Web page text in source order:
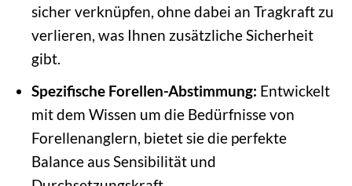
sicher verknüpfen, ohne dabei an Tragkraft zu
verlieren, was Ihnen zusätzliche Sicherheit
gibt.
Spezifische Forellen-Abstimmung: Entwickelt
mit dem Wissen um die Bedürfnisse von
Forellenanglern, bietet sie die perfekte
Balance aus Sensibilität und